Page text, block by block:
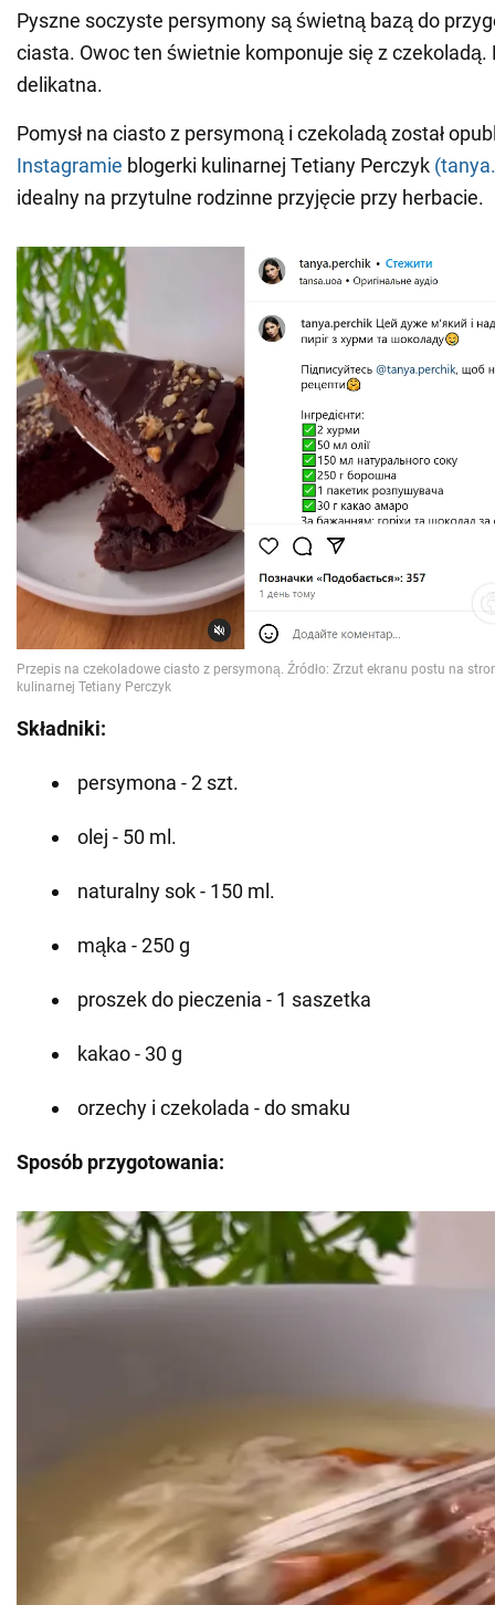
Pyszne soczyste persymony są świetną bazą do
ciasta. Owoc ten świetnie komponuje się z czekoladą.
delikatna.
Pomysł na ciasto z persymoną i czekoladą został
Instagramie blogerki kulinarnej Tetiany Perczyk
idealny na przytulne rodzinne przyjęcie przy herbacie.
Składniki:
persymona - 2 szt.
olej - 50 ml.
naturalny sok - 150 ml.
mąka - 250 g
proszek do pieczenia - 1 saszetka
kakao - 30 g
orzechy i czekolada - do smaku
Sposób przygotowania: